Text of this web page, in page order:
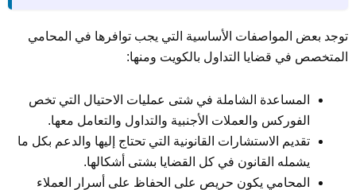
توجد بعض المواصفات الأساسية التي يجب توافرها في المحامي
المتخصص في قضايا التداول بالكويت ومنها:
المساعدة الشاملة في شتى عمليات الاحتيال التي تخص
الفوركس والعملات الأجنبية والتداول والتعامل معها.
تقديم الاستشارات القانونية التي تحتاج إليها والدعم بكل ما
يشمله القانون في كل القضايا بشتى أشكالها.
المحامي يكون حريص على الحفاظ على أسرار العملاء